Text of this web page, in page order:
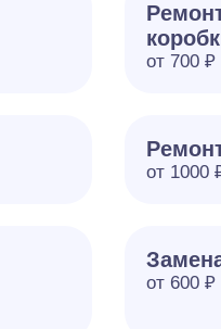
от 700 ₽
от 1000
от 600 ₽